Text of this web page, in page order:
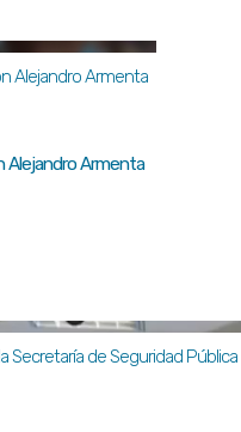
Alejandro Armenta